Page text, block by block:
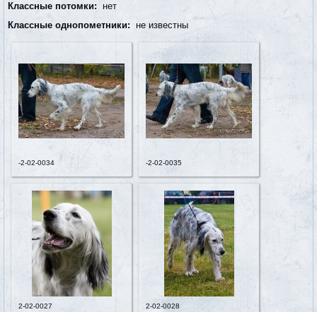
Классные потомки: нет
Классные однопометники: не известны
-2-02-0034 -2-02-0035
2-02-0027 2-02-0028